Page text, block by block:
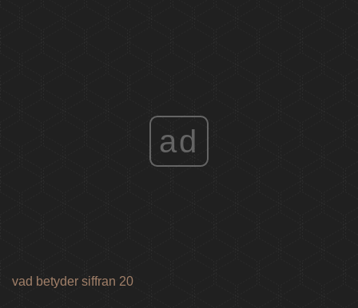
ad
vad betyder siffran 20